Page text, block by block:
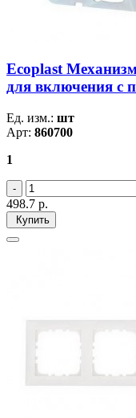
Ecoplast
для включения с
Ед. изм.: шт
Арт: 860700
1
498.7 р.
Купить